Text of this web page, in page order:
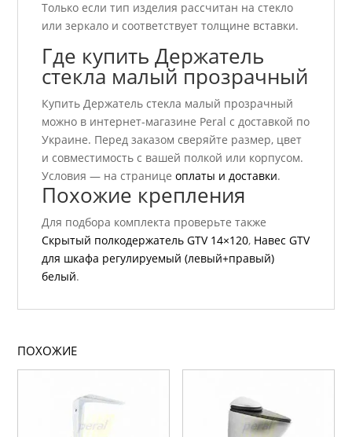
Только если тип изделия рассчитан на стекло
или зеркало и соответствует толщине вставки.
Где купить Держатель
стекла малый прозрачный
Купить Держатель стекла малый прозрачный
можно в интернет-магазине Peral с доставкой по
Украине. Перед заказом сверяйте размер, цвет
и совместимость с вашей полкой или корпусом.
Условия — на страницеоплаты и доставки.
Похожие крепления
Для подбора комплекта проверьте также
Скрытый полкодержатель GTV 14×120, Навес GTV
для шкафа регулируемый (левый+правый)
белый.
ПОХОЖИЕ